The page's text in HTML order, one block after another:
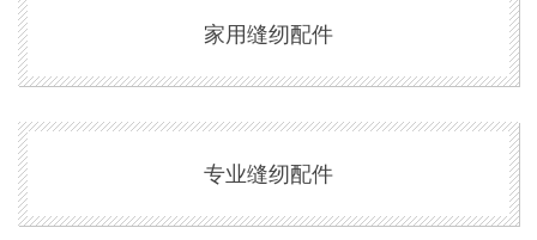
家用缝纫配件
专业缝纫配件